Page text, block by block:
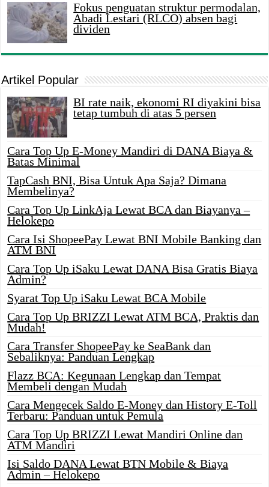
Fokus penguatan struktur permodalan,
Abadi Lestari (RLCO) absen bagi
dividen
Artikel Popular
BI rate naik, ekonomi RI diyakini bisa
tetap tumbuh di atas 5 persen
Cara Top Up E-Money Mandiri di DANA Biaya &
Batas Minimal
TapCash BNI, Bisa Untuk Apa Saja? Dimana
Membelinya?
Cara Top Up LinkAja Lewat BCA dan Biayanya –
Helokepo
Cara Isi ShopeePay Lewat BNI Mobile Banking dan
ATM BNI
Cara Top Up iSaku Lewat DANA Bisa Gratis Biaya
Admin?
Syarat Top Up iSaku Lewat BCA Mobile
Cara Top Up BRIZZI Lewat ATM BCA, Praktis dan
Mudah!
Cara Transfer ShopeePay ke SeaBank dan
Sebaliknya: Panduan Lengkap
Flazz BCA: Kegunaan Lengkap dan Tempat
Membeli dengan Mudah
Cara Mengecek Saldo E-Money dan History E-Toll
Terbaru: Panduan untuk Pemula
Cara Top Up BRIZZI Lewat Mandiri Online dan
ATM Mandiri
Isi Saldo DANA Lewat BTN Mobile & Biaya
Admin – Helokepo